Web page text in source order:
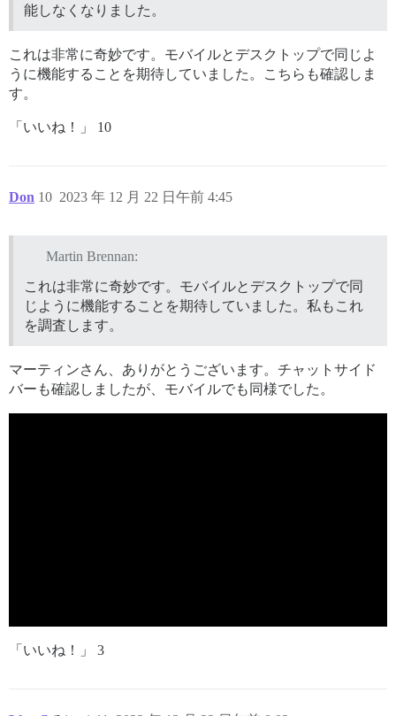
能しなくなりました。
これは非常に奇妙です。モバイルとデスクトップで同じよ
うに機能することを期待していました。こちらも確認しま
す。
「いいね！」 10
Don 2023 年 12 月 22 日午前 4:45
10
Martin Brennan:
これは非常に奇妙です。モバイルとデスクトップで同
じように機能することを期待していました。私もこれ
を調査します。
マーティンさん、ありがとうございます。チャットサイド
バーも確認しましたが、モバイルでも同様でした。
「いいね！」 3